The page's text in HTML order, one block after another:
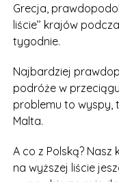
Grecja,
liście’’ krajów
tygodnie.
Najbardziej
podróże w
problemu to wyspy,
Malta.
A co z Polską? Nasz
na wyższej liście